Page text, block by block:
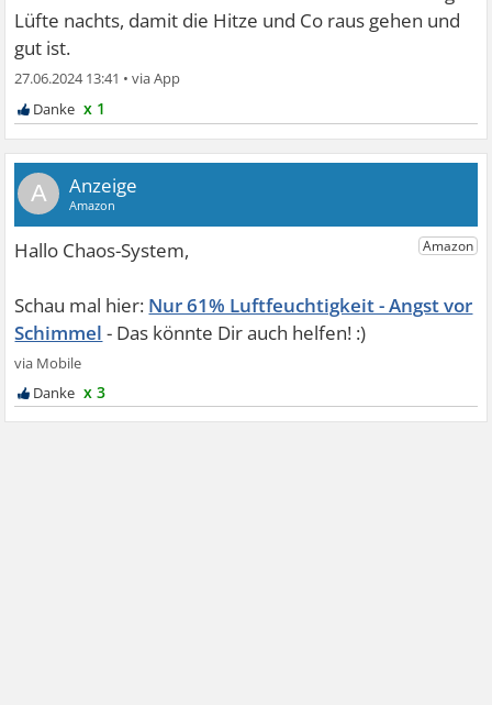
Lüfte nachts, damit die Hitze und Co raus gehen und
gut ist.
27.06.2024 13:41 •
x 1
A
Nur 61% Luftfeuchtigkeit - Angst vor
Schimmel
x 3